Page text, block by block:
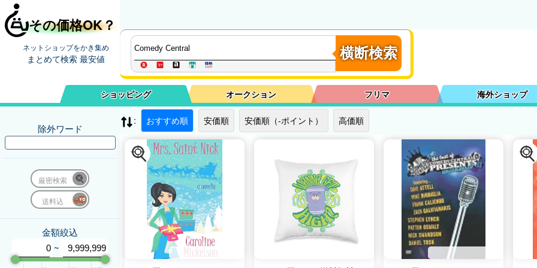
その価格OK？
ネットショップをかき集め
まとめて検索 最安値 横断検索
ショッピング オークション フリマ 海外ショップ
除外ワード
厳密検索
送料込
金額絞込
~
: おすすめ順 安価順 安価順（-ポイント） 高価順